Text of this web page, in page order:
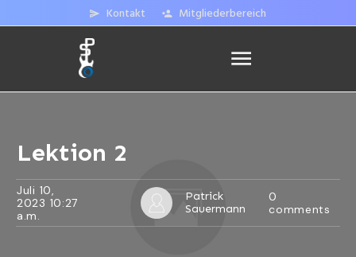
Kontakt Mitgliederbereich
Lektion 2
Juli 10,
2023 10:27
a.m.
Patrick
Sauermann
0
comments